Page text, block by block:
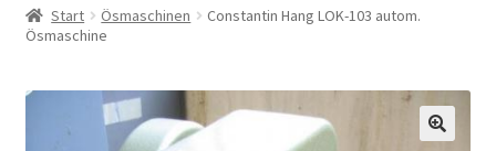
Start Ösmaschinen
Constantin Hang LOK-103 autom.
Ösmaschine